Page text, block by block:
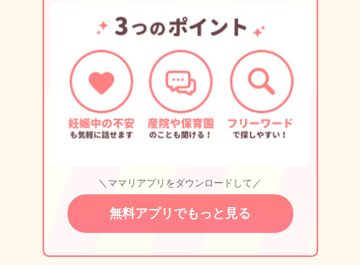
＼ママリアプリをダウンロードして／
無料アプリでもっと見る